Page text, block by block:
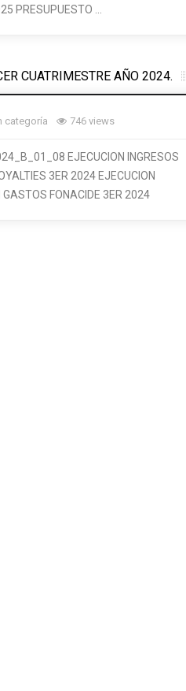
PRESUPUESTO …
CUATRIMESTRE AÑO 2024.
categoría 746 views
EJECUCION INGRESOS
3ER 2024 EJECUCION
GASTOS FONACIDE 3ER 2024